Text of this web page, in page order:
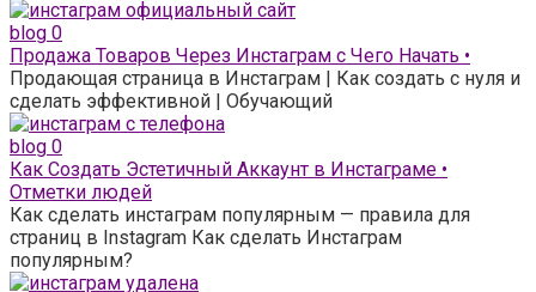
blog 0
Продажа Товаров Через Инстаграм с Чего Начать •
Продающая страница в Инстаграм | Как создать с нуля и
сделать эффективной | Обучающий
blog 0
Как Создать Эстетичный Аккаунт в Инстаграме •
Отметки людей
Как сделать инстаграм популярным — правила для
страниц в Instagram Как сделать Инстаграм
популярным?